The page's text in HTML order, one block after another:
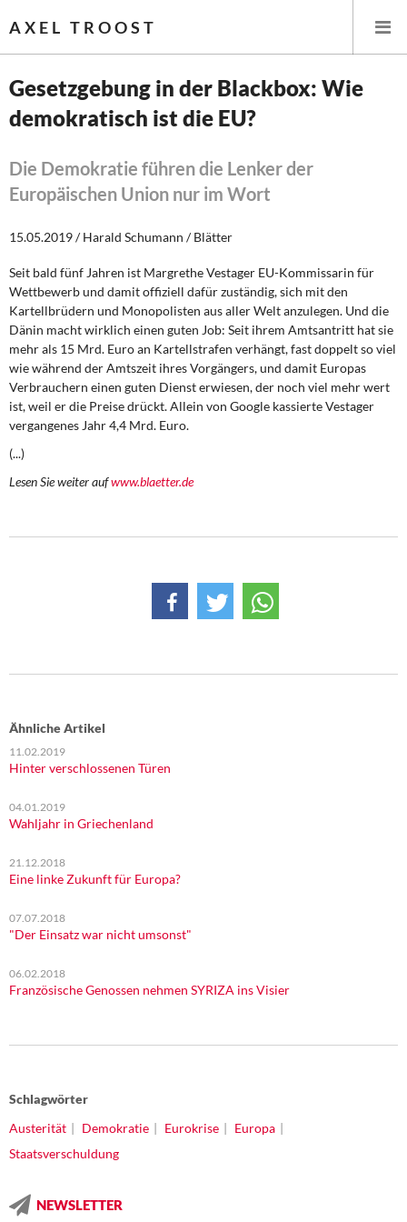
AXEL TROOST
Startseite
Themen
Leitlinien linker Wirtschafts- und Finanzpolitik
Steuer- und Finanzpolitik
Öffentliche Infrastruktur und Daseinsvorsorge
Eurokrise und Griechenland
DIE LINKE
Rosa-Luxemburg-Stiftung
Gesetzgebung in der Blackbox: Wie
demokratisch ist die EU?
Die Demokratie führen die Lenker der
Europäischen Union nur im Wort
15.05.2019 / Harald Schumann / Blätter
Seit bald fünf Jahren ist Margrethe Vestager EU-Kommissarin für
Wettbewerb und damit offiziell dafür zuständig, sich mit den
Kartellbrüdern und Monopolisten aus aller Welt anzulegen. Und die
Dänin macht wirklich einen guten Job: Seit ihrem Amtsantritt hat sie
mehr als 15 Mrd. Euro an Kartellstrafen verhängt, fast doppelt so viel
wie während der Amtszeit ihres Vorgängers, und damit Europas
Verbrauchern einen guten Dienst erwiesen, der noch viel mehr wert
ist, weil er die Preise drückt. Allein von Google kassierte Vestager
vergangenes Jahr 4,4 Mrd. Euro.
(...)
Lesen Sie weiter aufwww.blaetter.de
Ähnliche Artikel
11.02.2019
Hinter verschlossenen Türen
04.01.2019
Wahljahr in Griechenland
21.12.2018
Eine linke Zukunft für Europa?
07.07.2018
"Der Einsatz war nicht umsonst"
06.02.2018
Französische Genossen nehmen SYRIZA ins Visier
Schlagwörter
Austerität
Demokratie Eurokrise
Europa
Staatsverschuldung
NEWSLETTER